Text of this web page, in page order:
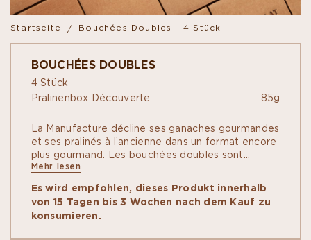
Startseite Bouchées Doubles - 4 Stück
BOUCHÉES DOUBLES
4 Stück
Pralinenbox Découverte
85g
La Manufacture décline ses ganaches gourmandes
et ses pralinés à l’ancienne dans un format encore
plus gourmand. Les bouchées doubles sont
désormais disponibles dans un petit coffret
Mehr lesen
Es wird empfohlen, dieses Produkt innerhalb
von 15 Tagen bis 3 Wochen nach dem Kauf zu
konsumieren.